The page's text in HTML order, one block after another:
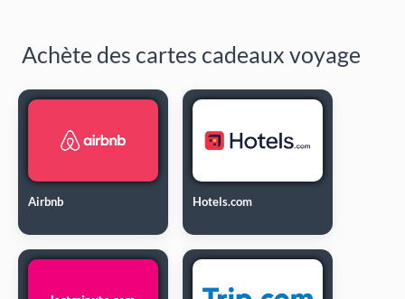
Achète des cartes cadeaux voyage
Airbnb Hotels.com